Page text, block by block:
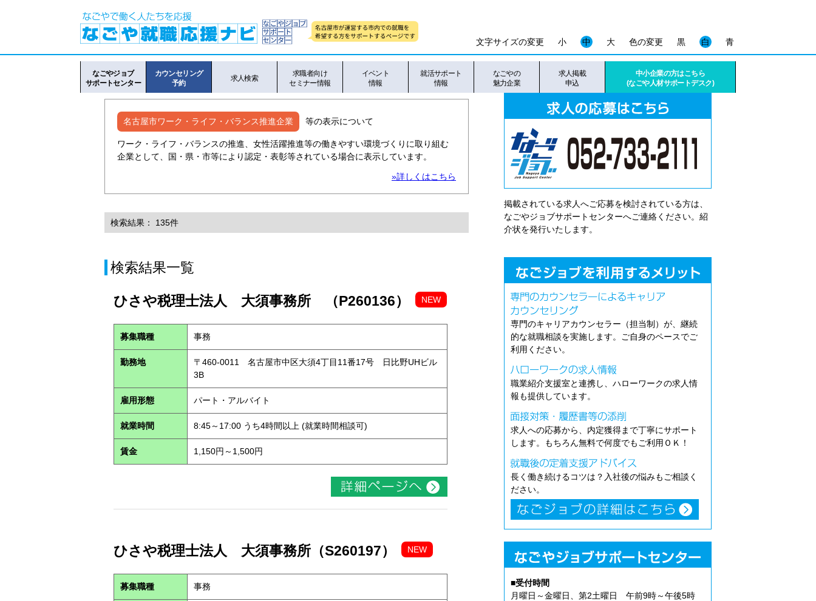
色の変更 黒 白 青
文字サイズの変更 小 中 大
なごやジョブ
サポートセンター
カウンセリング
予約
求人検索
求職者向け
セミナー情報
イベント
情報
就活サポート
情報
なごやの
魅力企業
求人掲載
申込
中小企業の方はこちら
(なごや人材サポートデスク)
名古屋市ワーク・ライフ・バランス推進企業 等の表示について
ワーク・ライフ・バランスの推進、女性活躍推進等の働きやすい環境づくりに取り組む
企業として、国・県・市等により認定・表彰等されている場合に表示しています。
»詳しくはこちら
検索結果： 135件
検索結果一覧
ひさや税理士法人 大須事務所 （P260136） NEW
募集職種 事務
勤務地
〒460-0011 名古屋市中区大須4丁目11番17号 日比野UHビル
3B
雇用形態 パート・アルバイト
就業時間 8:45～17:00 うち4時間以上 (就業時間相談可)
賃金 1,150円～1,500円
ひさや税理士法人 大須事務所（S260197） NEW
募集職種 事務
掲載されている求人へご応募を検討されている方は、
なごやジョブサポートセンターへご連絡ください。紹
介状を発行いたします。
専門のキャリアカウンセラー（担当制）が、継続
的な就職相談を実施します。ご自身のペースでご
利用ください。
職業紹介支援室と連携し、ハローワークの求人情
報も提供しています。
求人への応募から、内定獲得まで丁寧にサポート
します。もちろん無料で何度でもご利用ＯＫ！
長く働き続けるコツは？入社後の悩みもご相談く
ださい。
■受付時間
月曜日～金曜日、第2土曜日 午前9時～午後5時